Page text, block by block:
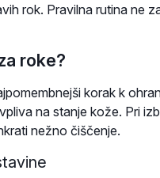
rok. Pravilna rutina ne
roke?
korak k
na stanje kože. Pri
nežno čiščenje.